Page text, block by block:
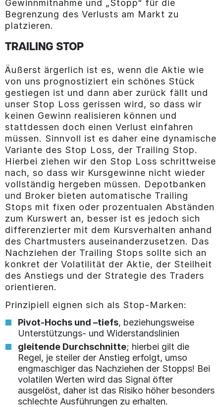
Gewinnmitnahme und „Stopp“ für die
Begrenzung des Verlusts am Markt zu
platzieren.
TRAILING STOP
Äußerst ärgerlich ist es, wenn die Aktie wie
von uns prognostiziert ein schönes Stück
gestiegen ist und dann aber zurück fällt und
unser Stop Loss gerissen wird, so dass wir
keinen Gewinn realisieren können und
stattdessen doch einen Verlust einfahren
müssen. Sinnvoll ist es daher eine dynamische
Variante des Stop Loss, der Trailing Stop.
Hierbei ziehen wir den Stop Loss schrittweise
nach, so dass wir Kursgewinne nicht wieder
vollständig hergeben müssen. Depotbanken
und Broker bieten automatische Trailing
Stops mit fixen oder prozentualen Abständen
zum Kurswert an, besser ist es jedoch sich
differenzierter mit dem Kursverhalten anhand
des Chartmusters auseinanderzusetzen. Das
Nachziehen der Trailing Stops sollte sich an
konkret der Volatilität der Aktie, der Steilheit
des Anstiegs und der Strategie des Traders
orientieren.
Prinzipiell eignen sich als Stop-Marken:
Pivot-Hochs und –tiefs, beziehungsweise
Unterstützungs- und Widerstandslinien
gleitende Durchschnitte; hierbei gilt die
Regel, je steiler der Anstieg erfolgt, umso
engmaschiger das Nachziehen der Stopps! Bei
volatilen Werten wird das Signal öfter
ausgelöst, daher ist das Risiko höher besonders
schlechte Ausführungen zu erhalten.